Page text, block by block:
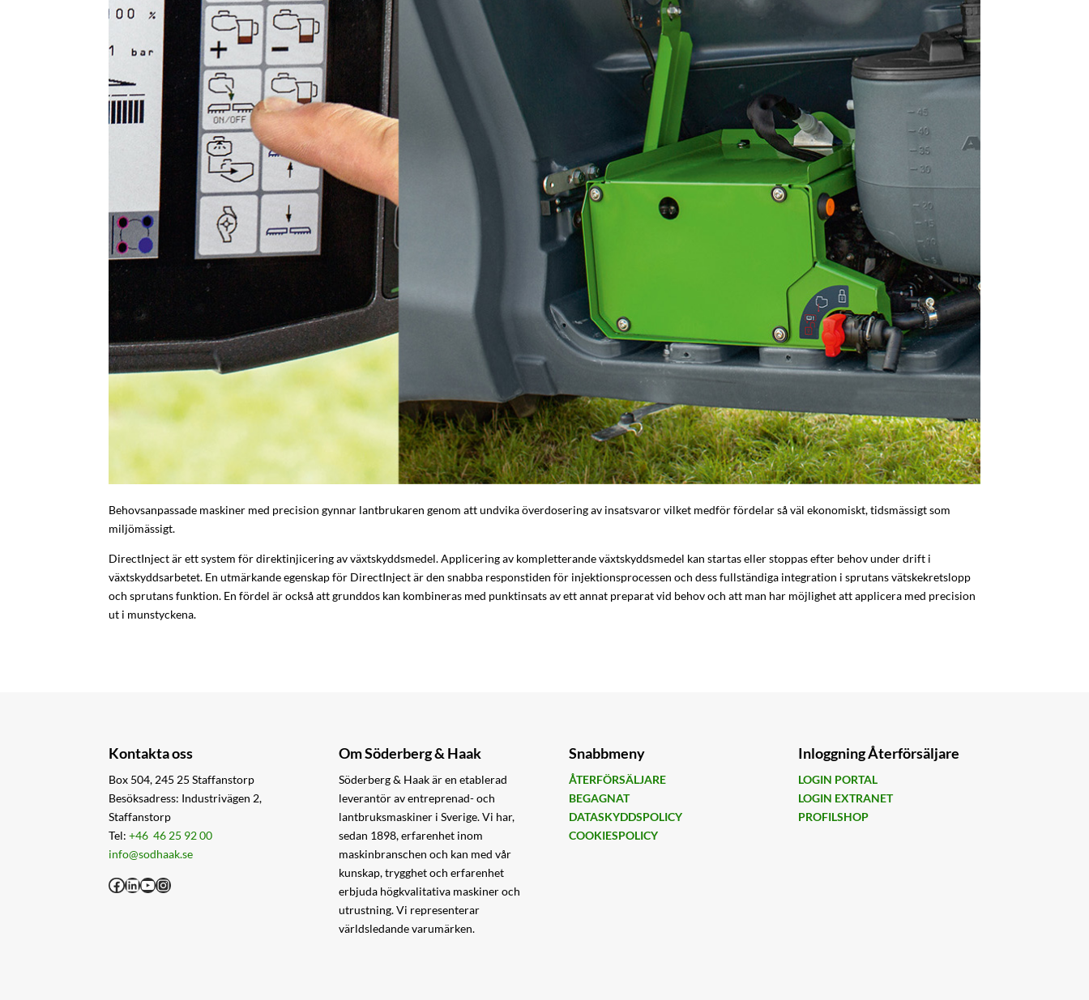
Behovsanpassade maskiner med precision gynnar lantbrukaren genom att undvika överdosering av insatsvaror vilket medför fördelar så väl ekonomiskt, tidsmässigt som
miljömässigt.
DirectInject är ett system för direktinjicering av växtskyddsmedel. Applicering av kompletterande växtskyddsmedel kan startas eller stoppas efter behov under drift i
växtskyddsarbetet. En utmärkande egenskap för DirectInject är den snabba responstiden för injektionsprocessen och dess fullständiga integration i sprutans vätskekretslopp
och sprutans funktion. En fördel är också att grunddos kan kombineras med punktinsats av ett annat preparat vid behov och att man har möjlighet att applicera med precision
ut i munstyckena.
Kontakta oss
Box 504, 245 25 Staffanstorp
Besöksadress: Industrivägen 2,
Staffanstorp
Tel:+46 46 25 92 00
info@sodhaak.se
Facebook
LinkedIn
YouTube
Instagram
Om Söderberg & Haak
Söderberg & Haak är en etablerad
leverantör av entreprenad- och
lantbruksmaskiner i Sverige. Vi har,
sedan 1898, erfarenhet inom
maskinbranschen och kan med vår
kunskap, trygghet och erfarenhet
erbjuda högkvalitativa maskiner och
utrustning. Vi representerar
världsledande varumärken.
Snabbmeny
ÅTERFÖRSÄLJARE
BEGAGNAT
DATASKYDDSPOLICY
COOKIESPOLICY
Inloggning Återförsäljare
LOGIN PORTAL
LOGIN EXTRANET
PROFILSHOP